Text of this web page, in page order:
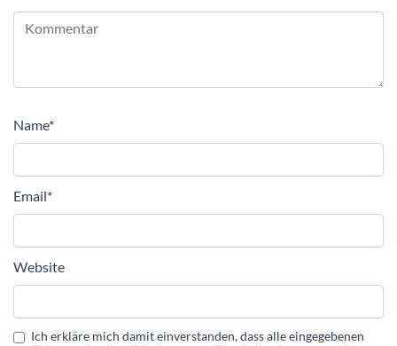
Name*
Email*
Website
Ich erkläre mich damit einverstanden, dass alle eingegebenen
Alternative: